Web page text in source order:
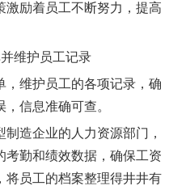
激励着员工不断努力，提高
维护员工记录
，维护员工的各项记录，确
信息准确可查。
制造企业的人力资源部门，
考勤和绩效数据，确保工资
将员工的档案整理得井井有